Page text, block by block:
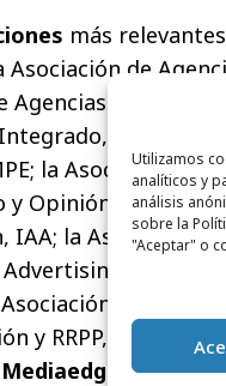
Utilizamos
analíticos y
análisis
sobre la
"Aceptar" o
más
de
Agencias de
AEMI; la
la Asociación
y Opinión Pública,
IAA; la Asociación
Bureau,
Española
y RRPP, ADECEC.
Mediaedge:cia,